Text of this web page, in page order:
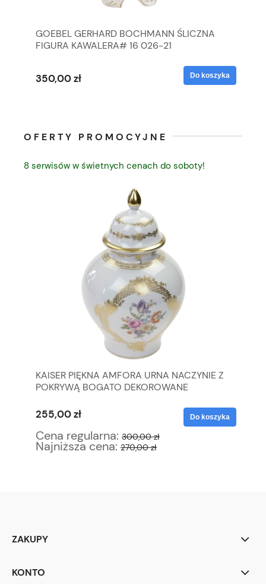
GOEBEL GERHARD BOCHMANN ŚLICZNA
FIGURA KAWALERA# 16 026-21
350,00 zł Do koszyka
OFERTY PROMOCYJNE
8 serwisów w świetnych cenach do soboty!
KAISER PIĘKNA AMFORA URNA NACZYNIE Z
POKRYWĄ BOGATO DEKOROWANE
255,00 zł
Cena regularna: 300,00 zł
Najniższa cena: 270,00 zł
Do koszyka
ZAKUPY
KONTO